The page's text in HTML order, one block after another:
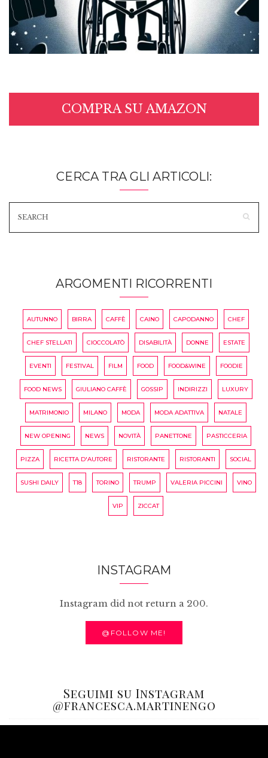
COMPRA SU AMAZON
CERCA TRA GLI ARTICOLI:
ARGOMENTI RICORRENTI
AUTUNNO BIRRA CAFFÈ CAINO CAPODANNO CHEF
CHEF STELLATI CIOCCOLATÒ DISABILITÀ DONNE ESTATE
EVENTI FESTIVAL FILM FOOD FOOD&WINE FOODIE
FOOD NEWS GIULIANO CAFFÈ GOSSIP INDIRIZZI LUXURY
MATRIMONIO MILANO MODA MODA ADATTIVA NATALE
NEW OPENING NEWS NOVITÀ PANETTONE PASTICCERIA
PIZZA RICETTA D'AUTORE RISTORANTE RISTORANTI SOCIAL
SUSHI DAILY T18 TORINO TRUMP VALERIA PICCINI VINO
VIP ZICCAT
INSTAGRAM
Instagram did not return a 200.
@FOLLOW ME!
Seguimi su Instagram
@francesca.martinengo